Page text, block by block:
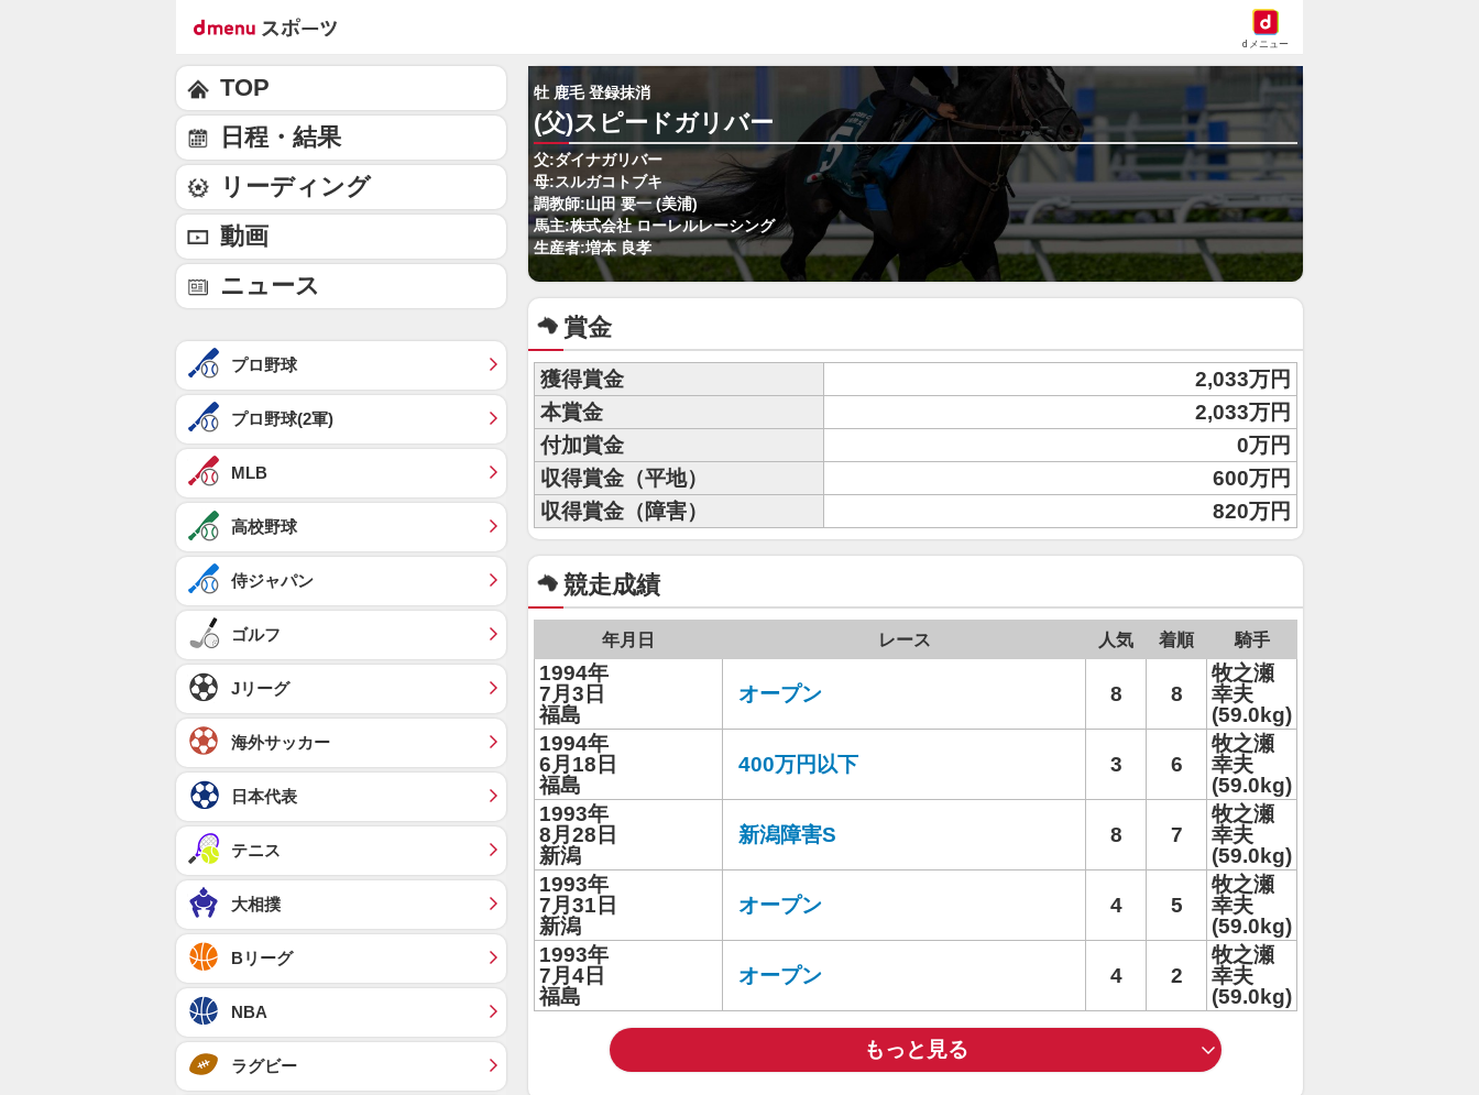
dメニュー
牡 鹿毛 登録抹消
(父)スピードガリバー
父:ダイナガリバー
母:スルガコトブキ
調教師:山田 要一 (美浦)
馬主:株式会社 ローレルレーシング
生産者:増本 良孝
賞金
獲得賞金
2,033万円
本賞金
2,033万円
付加賞金
0万円
収得賞金（平地）
600万円
収得賞金（障害）
820万円
競走成績
年月日 レース 人気 着順 騎手
1994年
7月3日
福島
オープン 8 8
牧之瀬
幸夫
(59.0kg)
1994年
6月18日
福島
400万円以下 3 6
牧之瀬
幸夫
(59.0kg)
1993年
8月28日
新潟
新潟障害S 8 7
牧之瀬
幸夫
(59.0kg)
1993年
7月31日
新潟
オープン 4 5
牧之瀬
幸夫
(59.0kg)
1993年
7月4日
福島
オープン 4 2
牧之瀬
幸夫
(59.0kg)
もっと見る
TOP
日程・結果
リーディング
動画
ニュース
プロ野球
プロ野球(2軍)
MLB
高校野球
侍ジャパン
ゴルフ
Jリーグ
海外サッカー
日本代表
テニス
大相撲
Bリーグ
NBA
ラグビー